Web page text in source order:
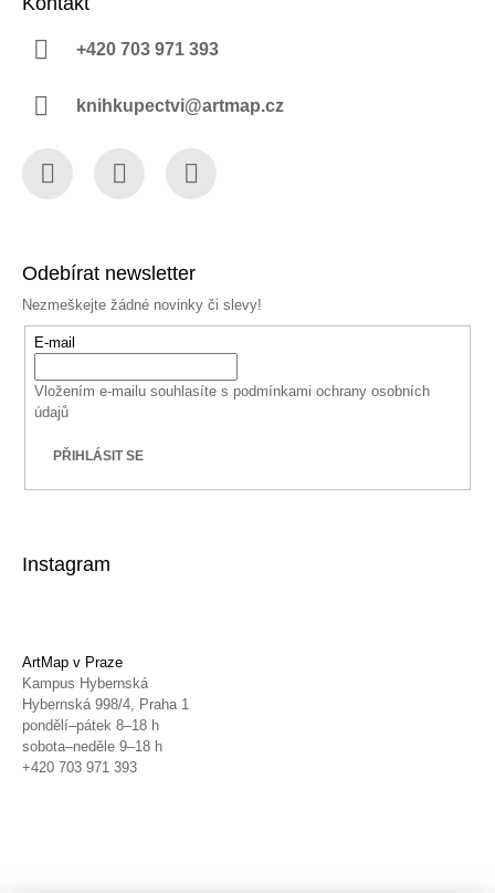
+420 703 971 393
knihkupectvi@artmap.cz
Odebírat newsletter
Nezmeškejte žádné novinky či slevy!
E-mail
Vložením e-mailu souhlasíte s podmínkami ochrany osobních
údajů
PŘIHLÁSIT SE
Instagram
ArtMap v Praze
Kampus Hybernská
Hybernská 998/4, Praha 1
pondělí–pátek 8–18 h
sobota–neděle 9–18 h
+420 703 971 393